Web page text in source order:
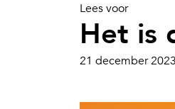
Lees voor
Het is
21 december 2023